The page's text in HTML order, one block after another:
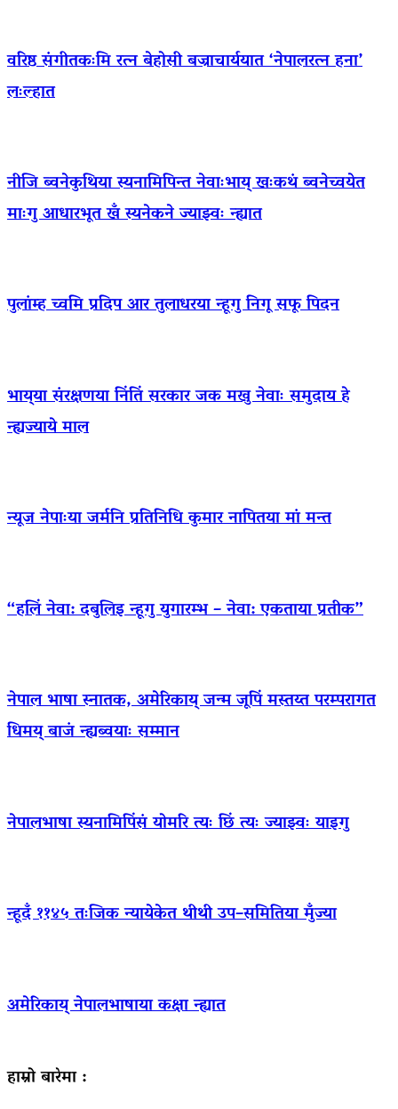
वरिष्ठ संगीतकःमि रत्न बेहोसी बज्राचार्ययात ‘नेपालरत्न हना’
लःल्हात
नीजि ब्वनेकुथिया स्यनामिपिन्त नेवाःभाय् खःकथं ब्वनेच्वयेत
माःगु आधारभूत खँ स्यनेकने ज्याझ्वः न्ह्यात
पुलांम्ह च्वमि प्रदिप आर तुलाधरया न्हूगु निगू सफू पिदन
भाय्‌या संरक्षणया निंतिं सरकार जक मखु नेवाः समुदाय हे
न्ह्यज्याये माल
न्यूज नेपाःया जर्मनि प्रतिनिधि कुमार नापितया मां मन्त
“हलिं नेवा: दबुलिइ न्हूगु युगारम्भ – नेवा: एकताया प्रतीक”
नेपाल भाषा स्नातक, अमेरिकाय् जन्म जूपिं मस्तय्त परम्परागत
धिमय् बाजं न्ह्यब्वयाः सम्मान
नेपालभाषा स्यनामिपिंसं योमरि त्यः छिं त्यः ज्याझ्वः याइगु
न्हूदँ ११४५ तःजिक न्यायेकेत थीथी उप–समितिया मुँज्या
अमेरिकाय् नेपालभाषाया कक्षा न्ह्यात
हाम्रो बारेमा :